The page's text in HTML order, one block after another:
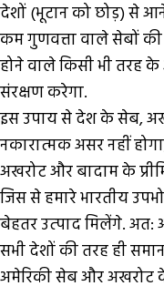
देशों (भूटान को छोड़) से
कम गुणवत्ता वाले सेबों
होने वाले किसी भी तरह के
संरक्षण करेगा.
इस उपाय से देश के सेब,
नकारात्मक असर नहीं
अखरोट और बादाम के
जिस से हमारे भारतीय
बेहतर उत्‍पाद मिलेंगे. अत:
सभी देशों की तरह ही
अमेरिकी सेब और अखरोट